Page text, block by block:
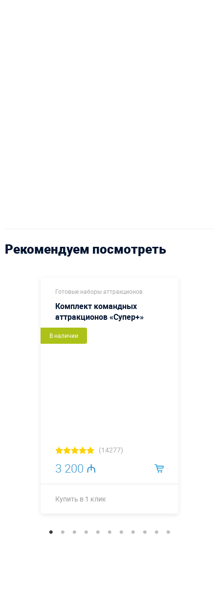
Рекомендуем посмотреть
Готовые наборы аттракционов
Комплект командных
аттракционов «Супер+»
В наличии
(14277)
3 200 ₼
Купить в 1 клик